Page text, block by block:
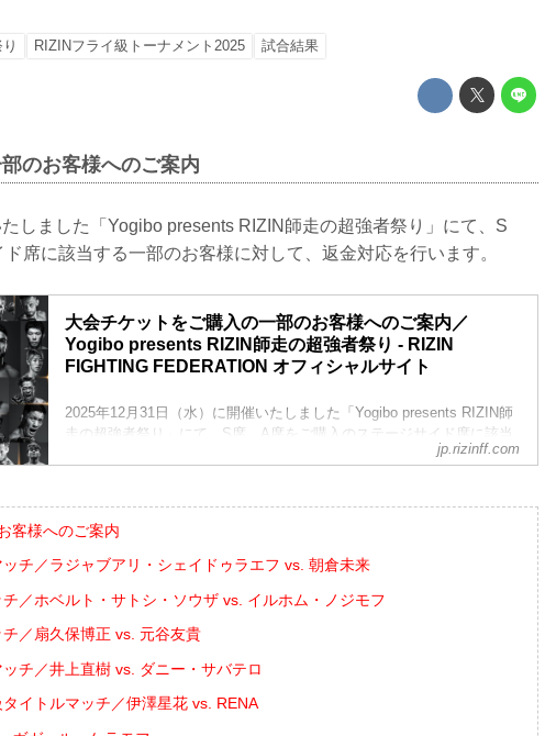
RIZINフライ級トーナメント2025 試合結果
のお客様へのご案内
しました「Yogibo presents RIZIN師走の超強者祭り」にて、S
席に該当する一部のお客様に対して、返金対応を行います。
大会チケットをご購入の一部のお客様へのご案内／
Yogibo presents RIZIN師走の超強者祭り - RIZIN
FIGHTING FEDERATION オフィシャルサイト
2025年12月31日（水）に開催いたしました「Yogibo presents RIZIN師
走の超強者祭り」にて、S席、A席をご購入のステージサイド席に該当
S席 10,000円
A席 5,000円
『ウェルネット送金サービス』を利用して代金をご返金いたします。
jp.rizinff.com
客様へのご案内
チ／ラジャブアリ・シェイドゥラエフ vs. 朝倉未来
／ホベルト・サトシ・ソウザ vs. イルホム・ノジモフ
／扇久保博正 vs. 元谷友貴
チ／井上直樹 vs. ダニー・サバテロ
イトルマッチ／伊澤星花 vs. RENA